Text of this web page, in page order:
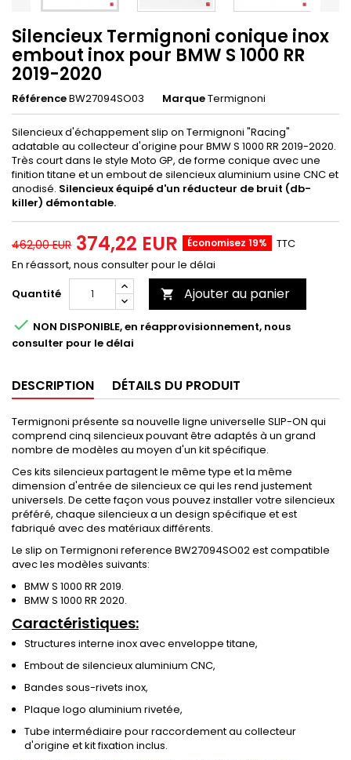
Silencieux Termignoni conique inox
embout inox pour BMW S 1000 RR
2019-2020
RéférenceBW27094SO03 MarqueTermignoni
Silencieux d'échappement slip on Termignoni "Racing"
adatable au collecteur d'origine pour BMW S 1000 RR 2019-2020.
Très court dans le style Moto GP, de forme conique avec une
finition titane et un embout de silencieux aluminium usine CNC et
anodisé. Silencieux équipé d'un réducteur de bruit (db-
killer) démontable.
462,00 EUR 374,22 EUR Économisez 19%
TTC
En réassort, nous consulter pour le délai
Quantité
 Ajouter au panier
 NON DISPONIBLE, en réapprovisionnement, nous
consulter pour le délai
DESCRIPTION DÉTAILS DU PRODUIT
Termignoni présente sa nouvelle ligne universelle SLIP-ON qui
comprend cinq silencieux pouvant être adaptés à un grand
nombre de modèles au moyen d'un kit spécifique.
Ces kits silencieux partagent le même type et la même
dimension d'entrée de silencieux ce qui les rend justement
universels. De cette façon vous pouvez installer votre silencieux
préféré, chaque silencieux a un design spécifique et est
fabriqué avec des matériaux différents.
Le slip on Termignoni reference BW27094SO02 est compatible
avec les modèles suivants:
BMW S 1000 RR 2019.
BMW S 1000 RR 2020.
Caractéristiques:
Structures interne inox avec enveloppe titane,
Embout de silencieux aluminium CNC,
Bandes sous-rivets inox,
Plaque logo aluminium rivetée,
Tube intermédiaire pour raccordement au collecteur
d'origine et kit fixation inclus.